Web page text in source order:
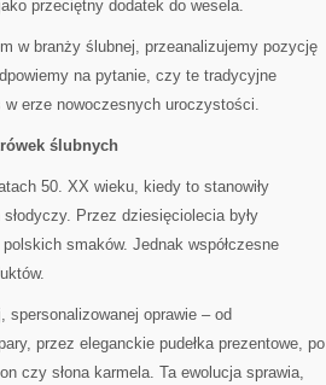
przeciętny dodatek do wesela.
w branży ślubnej, przeanalizujemy pozycję
na pytanie, czy te tradycyjne
erze nowoczesnych uroczystości.
ślubnych
50. XX wieku, kiedy to stanowiły
Przez dziesięciolecia były
smaków. Jednak współczesne
spersonalizowanej oprawie – od
przez eleganckie pudełka prezentowe, po
czy słona karmela. Ta ewolucja sprawia,